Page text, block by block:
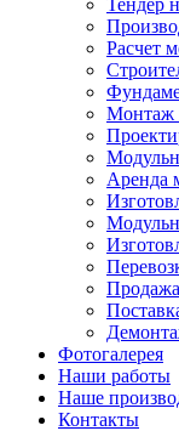
Тендер
Расчет
Монтаж
Аренда
Фотогалерея
Наши работы
Наше
Контакты